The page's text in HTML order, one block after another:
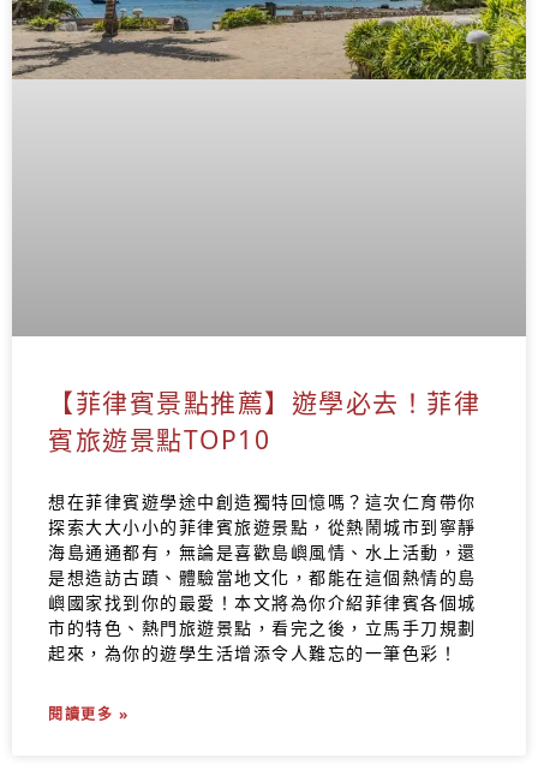
【菲律賓景點推薦】遊學必去！菲律
賓旅遊景點TOP10
想在菲律賓遊學途中創造獨特回憶嗎？這次仁育帶你
探索大大小小的菲律賓旅遊景點，從熱鬧城市到寧靜
海島通通都有，無論是喜歡島嶼風情、水上活動，還
是想造訪古蹟、體驗當地文化，都能在這個熱情的島
嶼國家找到你的最愛！本文將為你介紹菲律賓各個城
市的特色、熱門旅遊景點，看完之後，立馬手刀規劃
起來，為你的遊學生活增添令人難忘的一筆色彩！
閱讀更多 »